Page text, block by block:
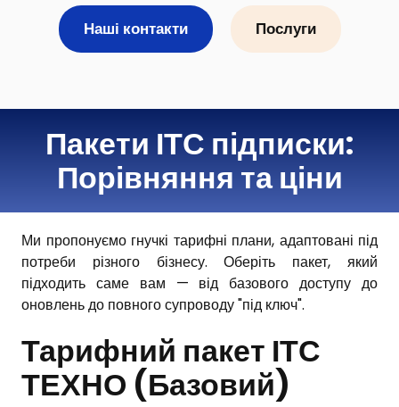
Наші контакти Послуги
Пакети ІТС підписки:
Порівняння та ціни
Ми пропонуємо гнучкі тарифні плани, адаптовані під
потреби різного бізнесу. Оберіть пакет, який
підходить саме вам — від базового доступу до
оновлень до повного супроводу "під ключ".
Тарифний пакет ІТС
ТЕХНО (Базовий)